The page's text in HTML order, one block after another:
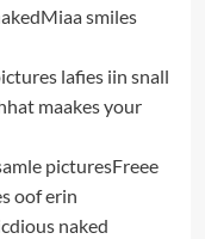
smiles
lafies iin snall
maakes your
picturesFreee
oof erin
naked